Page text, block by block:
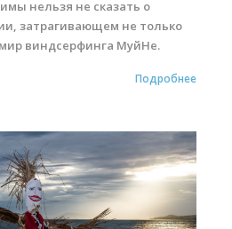
нельзя не сказать о
затрагивающем не только
виндсерфинга МуйНе.
Подробнее